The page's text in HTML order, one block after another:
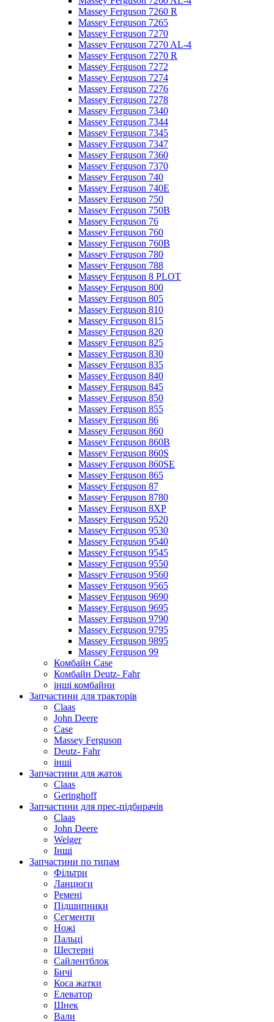
Massey Ferguson 7260 R
Massey Ferguson 7265
Massey Ferguson 7270
Massey Ferguson 7270 AL-4
Massey Ferguson 7270 R
Massey Ferguson 7272
Massey Ferguson 7274
Massey Ferguson 7276
Massey Ferguson 7278
Massey Ferguson 7340
Massey Ferguson 7344
Massey Ferguson 7345
Massey Ferguson 7347
Massey Ferguson 7360
Massey Ferguson 7370
Massey Ferguson 740
Massey Ferguson 740E
Massey Ferguson 750
Massey Ferguson 750B
Massey Ferguson 76
Massey Ferguson 760
Massey Ferguson 760B
Massey Ferguson 780
Massey Ferguson 788
Massey Ferguson 8 PLOT
Massey Ferguson 800
Massey Ferguson 805
Massey Ferguson 810
Massey Ferguson 815
Massey Ferguson 820
Massey Ferguson 825
Massey Ferguson 830
Massey Ferguson 835
Massey Ferguson 840
Massey Ferguson 845
Massey Ferguson 850
Massey Ferguson 855
Massey Ferguson 86
Massey Ferguson 860
Massey Ferguson 860B
Massey Ferguson 860S
Massey Ferguson 860SE
Massey Ferguson 865
Massey Ferguson 87
Massey Ferguson 8780
Massey Ferguson 8XP
Massey Ferguson 9520
Massey Ferguson 9530
Massey Ferguson 9540
Massey Ferguson 9545
Massey Ferguson 9550
Massey Ferguson 9560
Massey Ferguson 9565
Massey Ferguson 9690
Massey Ferguson 9695
Massey Ferguson 9790
Massey Ferguson 9795
Massey Ferguson 9895
Massey Ferguson 99
Комбайн Case
Комбайн Deutz- Fahr
інші комбайни
Запчастини для тракторів
Claas
John Deere
Case
Massey Ferguson
Deutz- Fahr
інші
Запчастини для жаток
Claas
Geringhoff
Запчастини для прес-підбирачів
Claas
John Deere
Welger
Інші
Запчастини по типам
Фільтри
Ланцюги
Ремені
Підшипники
Сегменти
Ножі
Пальці
Шестерні
Сайлентблок
Бичі
Коса жатки
Елеватор
Шнек
Вали